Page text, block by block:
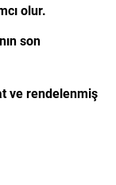
olur.
son
ve rendelenmiş